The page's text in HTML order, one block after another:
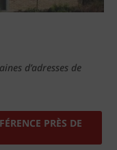
d’adresses de
PRÈS DE